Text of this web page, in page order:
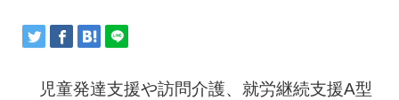
児童発達支援や訪問介護、就労継続支援A型